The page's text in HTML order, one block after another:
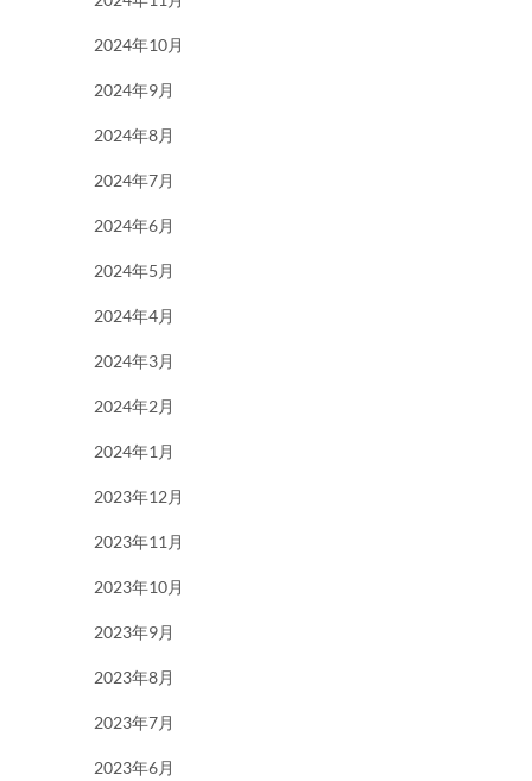
2024年10月
2024年9月
2024年8月
2024年7月
2024年6月
2024年5月
2024年4月
2024年3月
2024年2月
2024年1月
2023年12月
2023年11月
2023年10月
2023年9月
2023年8月
2023年7月
2023年6月